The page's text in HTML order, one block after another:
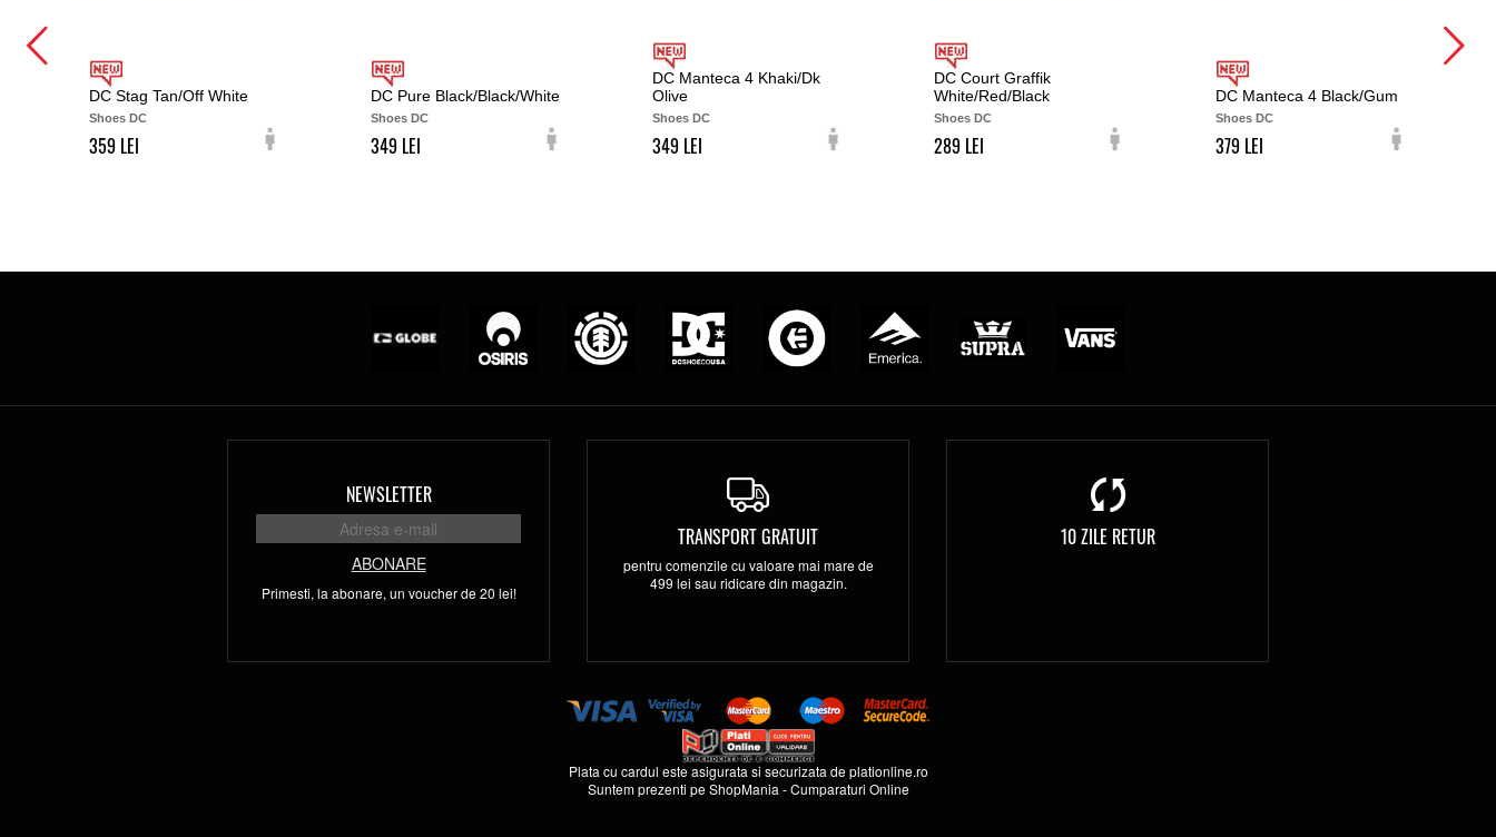
DC Stag Tan/Off White
Shoes DC
359
DC Pure Black/Black/White
Shoes DC
349
DC Manteca 4 Khaki/Dk
Olive
Shoes DC
349
DC Court Graffik
White/Red/Black
Shoes DC
289
DC Manteca 4 Black/Gum
Shoes DC
379
NEWSLETTER
ABONARE
Primesti, la abonare, un voucher de 20 lei!
TRANSPORT GRATUIT
pentru comenzile cu valoare mai mare de
499 lei sau ridicare din magazin.
10 ZILE RETUR
Plata cu cardul este asigurata si securizata deplationline.ro
Suntem prezenti peShopMania -Cumparaturi Online